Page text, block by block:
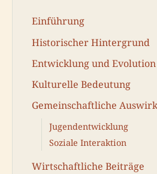
Einführung
Historischer Hintergrund
Entwicklung und Evolution
Kulturelle Bedeutung
Gemeinschaftliche
Jugendentwicklung
Soziale Interaktion
Wirtschaftliche Beiträge